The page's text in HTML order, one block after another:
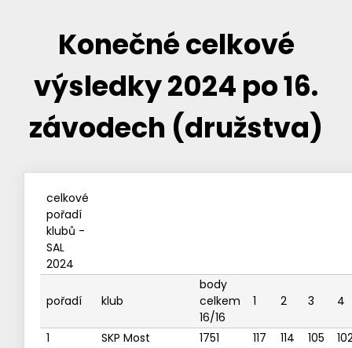
Konečné celkové
výsledky 2024 po 16.
závodech (družstva)
celkové
pořadí
klubů -
SAL
2024
pořadí klub
body
celkem
16/16
1 2 3 4
1 SKP Most 1751 117 114 105